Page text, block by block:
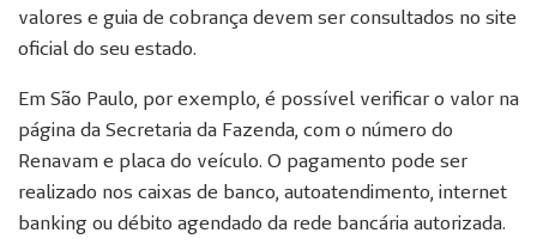
valores e guia de cobrança devem ser consultados no site
oficial do seu estado.
Em São Paulo, por exemplo, é possível verificar o valor na
página da Secretaria da Fazenda, com o número do
Renavam e placa do veículo. O pagamento pode ser
realizado nos caixas de banco, autoatendimento, internet
banking ou débito agendado da rede bancária autorizada.